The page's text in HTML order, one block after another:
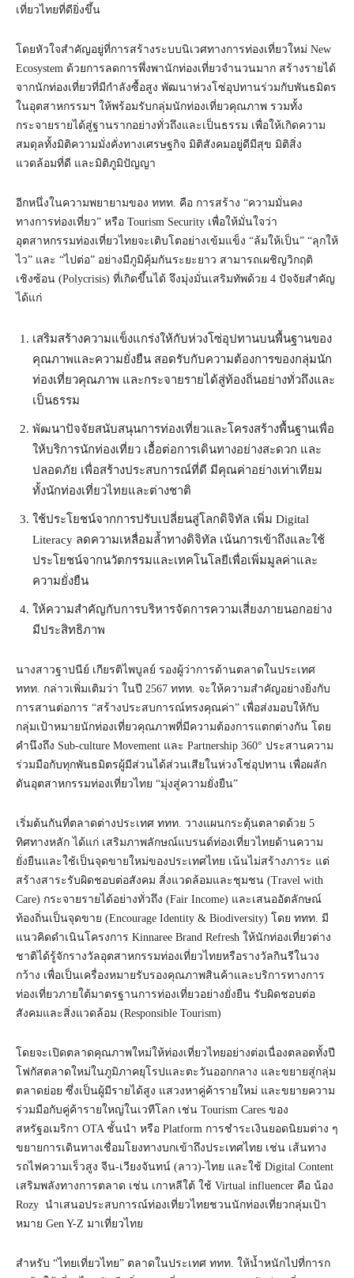
เที่ยวไทยที่ดียิ่งขึ้น
โดยหัวใจสำคัญอยู่ที่การสร้างระบบนิเวศทางการท่องเที่ยวใหม่ New
Ecosystem ด้วยการลดการพึ่งพานักท่องเที่ยวจำนวนมาก สร้างรายได้
จากนักท่องเที่ยวที่มีกำลังซื้อสูง พัฒนาห่วงโซ่อุปทานร่วมกับพันธมิตร
ในอุตสาหกรรมฯ ให้พร้อมรับกลุ่มนักท่องเที่ยวคุณภาพ รวมทั้ง
กระจายรายได้สู่ฐานรากอย่างทั่วถึงและเป็นธรรม เพื่อให้เกิดความ
สมดุลทั้งมิติความมั่งคั่งทางเศรษฐกิจ มิติสังคมอยู่ดีมีสุข มิติสิ่ง
แวดล้อมที่ดี และมิติภูมิปัญญา
อีกหนึ่งในความพยายามของ ททท. คือ การสร้าง “ความมั่นคง
ทางการท่องเที่ยว” หรือ Tourism Security เพื่อให้มั่นใจว่า
อุตสาหกรรมท่องเที่ยวไทยจะเติบโตอย่างเข้มแข็ง “ล้มให้เป็น” “ลุกให้
ไว” และ “ไปต่อ” อย่างมีภูมิคุ้มกันระยะยาว สามารถเผชิญวิกฤติ
เชิงซ้อน (Polycrisis) ที่เกิดขึ้นได้ จึงมุ่งมั่นเสริมทัพด้วย 4 ปัจจัยสำคัญ
ได้แก่
เสริมสร้างความแข็งแกร่งให้กับห่วงโซ่อุปทานบนพื้นฐานของ
คุณภาพและความยั่งยืน สอดรับกับความต้องการของกลุ่มนัก
ท่องเที่ยวคุณภาพ และกระจายรายได้สู่ท้องถิ่นอย่างทั่วถึงและ
เป็นธรรม
พัฒนาปัจจัยสนับสนุนการท่องเที่ยวและโครงสร้างพื้นฐานเพื่อ
ให้บริการนักท่องเที่ยว เอื้อต่อการเดินทางอย่างสะดวก และ
ปลอดภัย เพื่อสร้างประสบการณ์ที่ดี มีคุณค่าอย่างเท่าเทียม
ทั้งนักท่องเที่ยวไทยและต่างชาติ
ใช้ประโยชน์จากการปรับเปลี่ยนสู่โลกดิจิทัล เพิ่ม Digital
Literacy ลดความเหลื่อมล้ำทางดิจิทัล เน้นการเข้าถึงและใช้
ประโยชน์จากนวัตกรรมและเทคโนโลยีเพื่อเพิ่มมูลค่าและ
ความยั่งยืน
ให้ความสำคัญกับการบริหารจัดการความเสี่ยงภายนอกอย่าง
มีประสิทธิภาพ
นางสาวฐาปนีย์ เกียรติไพบูลย์ รองผู้ว่าการด้านตลาดในประเทศ
ททท. กล่าวเพิ่มเติมว่า ในปี 2567 ททท. จะให้ความสำคัญอย่างยิ่งกับ
การสานต่อการ “สร้างประสบการณ์ทรงคุณค่า” เพื่อส่งมอบให้กับ
กลุ่มเป้าหมายนักท่องเที่ยวคุณภาพที่มีความต้องการแตกต่างกัน โดย
คำนึงถึง Sub-culture Movement และ Partnership 360° ประสานความ
ร่วมมือกับทุกพันธมิตรผู้มีส่วนได้ส่วนเสียในห่วงโซ่อุปทาน เพื่อผลัก
ดันอุตสาหกรรมท่องเที่ยวไทย “มุ่งสู่ความยั่งยืน”
เริ่มต้นกันที่ตลาดต่างประเทศ ททท. วางแผนกระตุ้นตลาดด้วย 5
ทิศทางหลัก ได้แก่ เสริมภาพลักษณ์แบรนด์ท่องเที่ยวไทยด้านความ
ยั่งยืนและใช้เป็นจุดขายใหม่ของประเทศไทย เน้นไม่สร้างภาระ แต่
สร้างสาระรับผิดชอบต่อสังคม สิ่งแวดล้อมและชุมชน (Travel with
Care) กระจายรายได้อย่างทั่วถึง (Fair Income) และเสนออัตลักษณ์
ท้องถิ่นเป็นจุดขาย (Encourage Identity & Biodiversity) โดย ททท. มี
แนวคิดดำเนินโครงการ Kinnaree Brand Refresh ให้นักท่องเที่ยวต่าง
ชาติได้รู้จักรางวัลอุตสาหกรรมท่องเที่ยวไทยหรือรางวัลกินรีในวง
กว้าง เพื่อเป็นเครื่องหมายรับรองคุณภาพสินค้าและบริการทางการ
ท่องเที่ยวภายใต้มาตรฐานการท่องเที่ยวอย่างยั่งยืน รับผิดชอบต่อ
สังคมและสิ่งแวดล้อม (Responsible Tourism)
โดยจะเปิดตลาดคุณภาพใหม่ให้ท่องเที่ยวไทยอย่างต่อเนื่องตลอดทั้งปี
โฟกัสตลาดใหม่ในภูมิภาคยุโรปและตะวันออกกลาง และขยายสู่กลุ่ม
ตลาดย่อย ซึ่งเป็นผู้มีรายได้สูง แสวงหาคู่ค้ารายใหม่ และขยายความ
ร่วมมือกับคู่ค้ารายใหญ่ในเวทีโลก เช่น Tourism Cares ของ
สหรัฐอเมริกา OTA ชั้นนำ หรือ Platform การชำระเงินยอดนิยมต่าง ๆ
ขยายการเดินทางเชื่อมโยงทางบกเข้าถึงประเทศไทย เช่น เส้นทาง
รถไฟความเร็วสูง จีน-เวียงจันทน์ (ลาว)-ไทย และใช้ Digital Content
เสริมพลังทางการตลาด เช่น เกาหลีใต้ ใช้ Virtual influencer คือ น้อง
Rozy นำเสนอประสบการณ์ท่องเที่ยวไทยชวนนักท่องเที่ยวกลุ่มเป้า
หมาย Gen Y-Z มาเที่ยวไทย
สำหรับ “ไทยเที่ยวไทย” ตลาดในประเทศ ททท. ให้น้ำหนักไปที่การก